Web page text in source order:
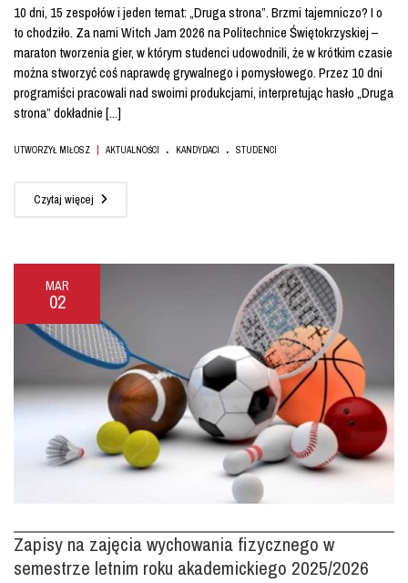
10 dni, 15 zespołów i jeden temat: „Druga strona”. Brzmi tajemniczo? I o
to chodziło. Za nami Witch Jam 2026 na Politechnice Świętokrzyskiej –
maraton tworzenia gier, w którym studenci udowodnili, że w krótkim czasie
można stworzyć coś naprawdę grywalnego i pomysłowego. Przez 10 dni
programiści pracowali nad swoimi produkcjami, interpretując hasło „Druga
strona” dokładnie [...]
UTWORZYŁ MIŁOSZ | AKTUALNOŚCI . KANDYDACI . STUDENCI
Czytaj więcej
MAR
02
Zapisy na zajęcia wychowania fizycznego w
semestrze letnim roku akademickiego 2025/2026